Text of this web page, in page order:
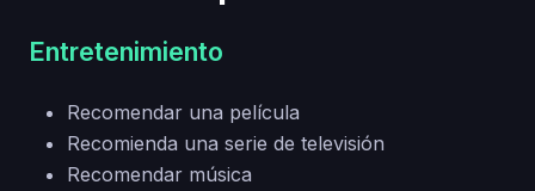
Entretenimiento
Recomendar una película
Recomienda una serie de televisión
Recomendar música